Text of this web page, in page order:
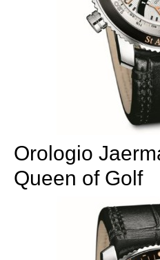
Orologio
Queen of Golf